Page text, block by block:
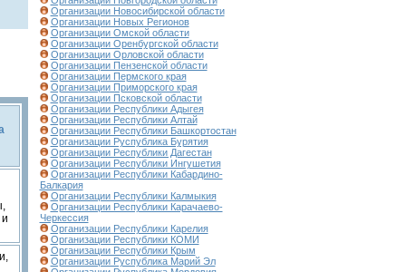
Организации Новосибирской области
Организации Новых Регионов
Организации Омской области
Организации Оренбургской области
Организации Орловской области
Организации Пензенской области
Организации Пермского края
Организации Приморского края
Организации Псковской области
Организации Республики Адыгея
Организации Республики Алтай
Организации Республики Башкортостан
Организации Руспублика Бурятия
Организации Республики Дагестан
Организации Республики Ингушетия
Организации Республики Кабардино-
Балкария
Организации Республики Калмыкия
Организации Республики Карачаево-
Черкессия
Организации Республики Карелия
Организации Республики КОМИ
Организации Республики Крым
Организации Руспублика Марий Эл